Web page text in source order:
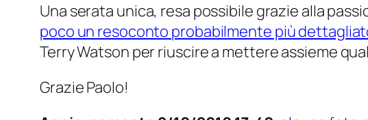
Una serata unica, resa possibile grazie alla
poco un resoconto probabilmente più
Terry Watson per riuscire a mettere assieme
Grazie Paolo!